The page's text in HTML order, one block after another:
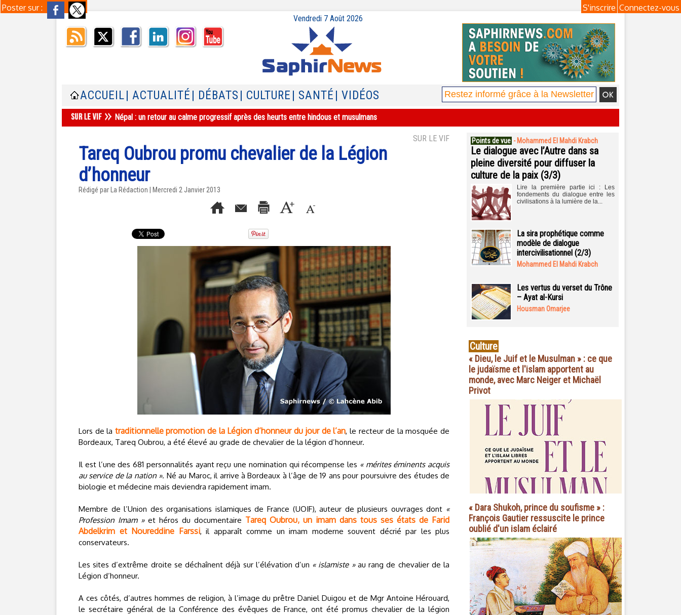
Poster sur : Connectez-vous
S'inscrire
Vendredi 7 Août 2026
ACCUEIL | ACTUALITÉ | DÉBATS | CULTURE | SANTÉ | VIDÉOS
Népal : un retour au calme progressif après des heurts entre hindous et musulmans
SUR LE VIF
Tareq Oubrou promu chevalier de la Légion
d’honneur
Rédigé par La Rédaction | Mercredi 2 Janvier 2013
Lors de la traditionnelle promotion de la Légion d’honneur du jour de l’an, le recteur de la mosquée de
Bordeaux, Tareq Oubrou, a été élevé au grade de chevalier de la légion d’honneur.
Il est l’une des 681 personnalités ayant reçu une nomination qui récompense les « mérites éminents acquis
au service de la nation ». Né au Maroc, il arrive à Bordeaux à l’âge de 19 ans pour poursuivre des études de
biologie et médecine mais deviendra rapidement imam.
Membre de l’Union des organisations islamiques de France (UOIF), auteur de plusieurs ouvrages dont «
Profession Imam »et héros du documentaire Tareq Oubrou, un imam dans tous ses états de Farid
Abdelkrim et Noureddine Farssi, il apparaît comme un imam moderne souvent décrié par les plus
conservateurs.
Les sites d’extrême droite se déchaînent déjà sur l’élévation d’un « islamiste »au rang de chevalier de la
Légion d’honneur.
A ces côtés, d’autres hommes de religion, à l’image du prêtre Daniel Duigou et de Mgr Antoine Hérouard,
le secrétaire général de la Conférence des évêques de France, ont été promus chevalier de la légion
Points de vue - Mohammed El Mahdi Krabch
Le dialogue avec l’Autre dans sa
pleine diversité pour diffuser la
culture de la paix (3/3)
Lire la première partie ici : Les
fondements du dialogue entre les
civilisations à la lumière de la...
La sira prophétique comme
modèle de dialogue
intercivilisationnel (2/3)
Mohammed El Mahdi Krabch
Les vertus du verset du Trône
– Ayat al-Kursi
Housman Omarjee
Culture
« Dieu, le Juif et le Musulman » : ce que
le judaïsme et l'islam apportent au
monde, avec Marc Neiger et Michaël
Privot
« Dara Shukoh, prince du soufisme » :
François Gautier ressuscite le prince
oublié d'un islam éclairé